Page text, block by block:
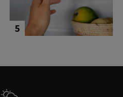
5